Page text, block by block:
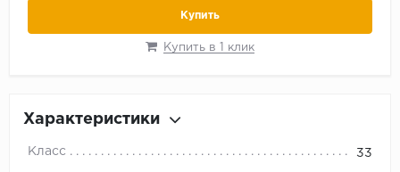
Купить
Купить в 1 клик
Характеристики
Класс 33